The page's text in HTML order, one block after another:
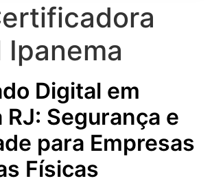
Ipanema
Digital em
RJ: Segurança e
para Empresas
Físicas